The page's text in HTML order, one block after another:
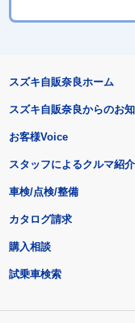
スズキ自販奈良ホーム
スズキ自販奈良からのお
お客様Voice
スタッフによるクルマ紹介
車検/点検/整備
カタログ請求
購入相談
試乗車検索